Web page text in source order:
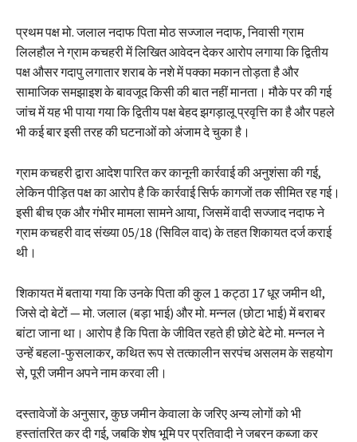
प्रथम पक्ष मो. जलाल नदाफ पिता मोठ सज्जाल नदाफ, निवासी ग्राम
लिलहौल ने ग्राम कचहरी में लिखित आवेदन देकर आरोप लगाया कि द्वितीय
पक्ष औसर गदापु लगातार शराब के नशे में पक्का मकान तोड़ता है और
सामाजिक समझाइश के बावजूद किसी की बात नहीं मानता। मौके पर की गई
जांच में यह भी पाया गया कि द्वितीय पक्ष बेहद झगड़ालू प्रवृत्ति का है और पहले
भी कई बार इसी तरह की घटनाओं को अंजाम दे चुका है।
ग्राम कचहरी द्वारा आदेश पारित कर कानूनी कार्रवाई की अनुशंसा की गई,
लेकिन पीड़ित पक्ष का आरोप है कि कार्रवाई सिर्फ कागजों तक सीमित रह गई।
इसी बीच एक और गंभीर मामला सामने आया, जिसमें वादी सज्जाद नदाफ ने
ग्राम कचहरी वाद संख्या 05/18 (सिविल वाद) के तहत शिकायत दर्ज कराई
थी।
शिकायत में बताया गया कि उनके पिता की कुल 1 कट्ठा 17 धूर जमीन थी,
जिसे दो बेटों — मो. जलाल (बड़ा भाई) और मो. मन्नल (छोटा भाई) में बराबर
बांटा जाना था। आरोप है कि पिता के जीवित रहते ही छोटे बेटे मो. मन्नल ने
उन्हें बहला-फुसलाकर, कथित रूप से तत्कालीन सरपंच असलम के सहयोग
से, पूरी जमीन अपने नाम करवा ली।
दस्तावेजों के अनुसार, कुछ जमीन केवाला के जरिए अन्य लोगों को भी
हस्तांतरित कर दी गई, जबकि शेष भूमि पर प्रतिवादी ने जबरन कब्जा कर